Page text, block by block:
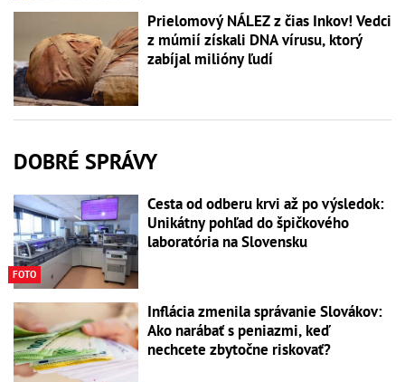
Prielomový NÁLEZ z čias Inkov! Vedci
z múmií získali DNA vírusu, ktorý
zabíjal milióny ľudí
DOBRÉ SPRÁVY
FOTO
Cesta od odberu krvi až po výsledok:
Unikátny pohľad do špičkového
laboratória na Slovensku
Inflácia zmenila správanie Slovákov:
Ako narábať s peniazmi, keď
nechcete zbytočne riskovať?